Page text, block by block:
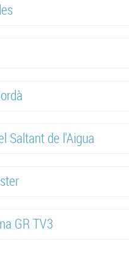
Saltant de l'Aigua
GR TV3